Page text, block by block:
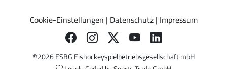
Cookie-Einstellungen | Datenschutz| Impressum
©2026 ESBG Eishockeyspielbetriebsgesellschaft mbH